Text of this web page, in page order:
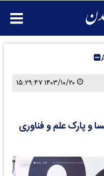
و پارک علم و فناوری